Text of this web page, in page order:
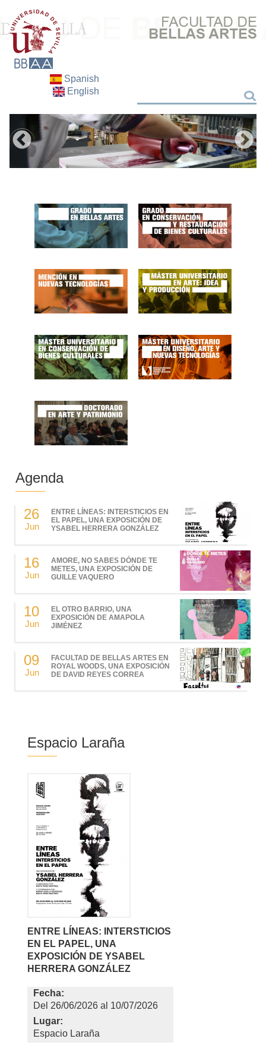
Spanish
English
Buscar
Agenda
26
Jun
ENTRE LÍNEAS: INTERSTICIOS EN
EL PAPEL, UNA EXPOSICIÓN DE
YSABEL HERRERA GONZÁLEZ
16
Jun
AMORE, NO SABES DÓNDE TE
METES, UNA EXPOSICIÓN DE
GUILLE VAQUERO
10
Jun
EL OTRO BARRIO, UNA
EXPOSICIÓN DE AMAPOLA
JIMÉNEZ
09
Jun
FACULTAD DE BELLAS ARTES EN
ROYAL WOODS, UNA EXPOSICIÓN
DE DAVID REYES CORREA
Espacio Laraña
ENTRE LÍNEAS: INTERSTICIOS
EN EL PAPEL, UNA
EXPOSICIÓN DE YSABEL
HERRERA GONZÁLEZ
Fecha:
26/06/2026 al 10/07/2026
Lugar:
Espacio Laraña